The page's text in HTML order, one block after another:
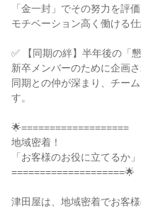
「金一封」でその努力を評価
モチベーション高く働ける仕
✅ 【同期の絆】半年後の「
新卒メンバーのために企画
同期との仲が深まり、チー
す。
🌟===================
地域密着！
「お客様のお役に立てるか
====================🌟
津田屋は、地域密着でお客